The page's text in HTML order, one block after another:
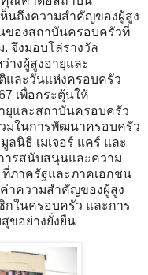
ห็นถึงความสำคัญของผู้สูง
ของสถาบันครอบครัวที่
จึงมอบโล่รางวัล
างผู้สูงอายุและ
และวันแห่งครอบครัว
เพื่อกระตุ้นให้
ยุและสถาบันครอบครัว
มในการพัฒนาครอบครัว
นิธิ เมเจอร์ แคร์ และ
ารสนับสนุนและความ
ภาครัฐและภาคเอกชน
าความสำคัญของผู้สูง
กในครอบครัว และการ
ขอย่างยั่งยืน